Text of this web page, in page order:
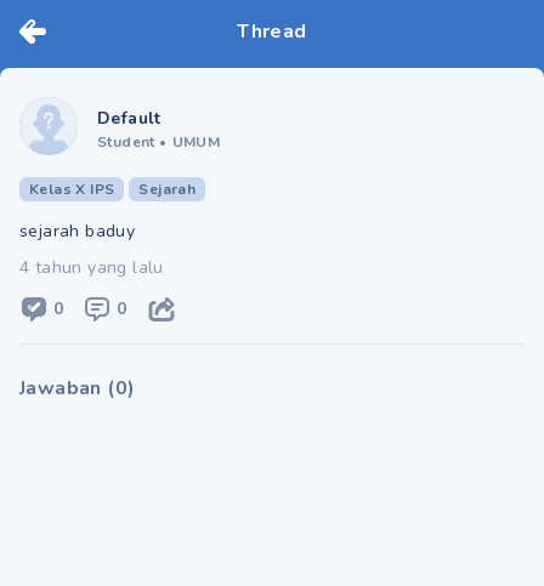
Thread
Default
Student • UMUM
Kelas X IPS Sejarah
sejarah baduy
4 tahun yang lalu
0
0
Jawaban (0)